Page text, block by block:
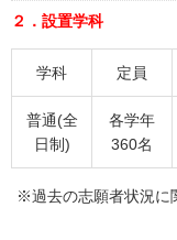
２．設置学科
学科 定員
普通(全
日制)
各学年
360名
※過去の志願者状況に